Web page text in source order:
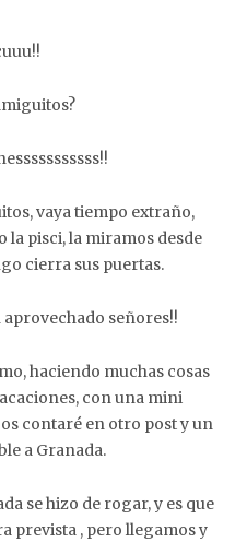
vaya tiempo extraño,
la pisci, la miramos desde
cierra sus puertas.
aprovechado señores!!
haciendo muchas cosas
con una mini
contaré en otro post y un
a Granada.
se hizo de rogar, y es que
prevista , pero llegamos y